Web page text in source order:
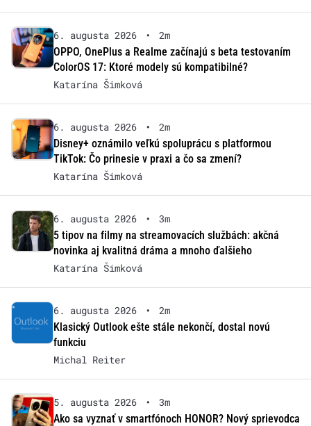
6. augusta 2026 •
2m
OPPO, OnePlus a Realme začínajú s beta testovaním
ColorOS 17: Ktoré modely sú kompatibilné?
Katarína Šimková
6. augusta 2026 •
2m
Disney+ oznámilo veľkú spoluprácu s platformou
TikTok: Čo prinesie v praxi a čo sa zmení?
Katarína Šimková
6. augusta 2026 •
3m
5 tipov na filmy na streamovacích službách: akčná
novinka aj kvalitná dráma a mnoho ďalšieho
Katarína Šimková
6. augusta 2026 •
2m
Klasický Outlook ešte stále nekončí, dostal novú
funkciu
Michal Reiter
5. augusta 2026 •
3m
Ako sa vyznať v smartfónoch HONOR? Nový sprievodca